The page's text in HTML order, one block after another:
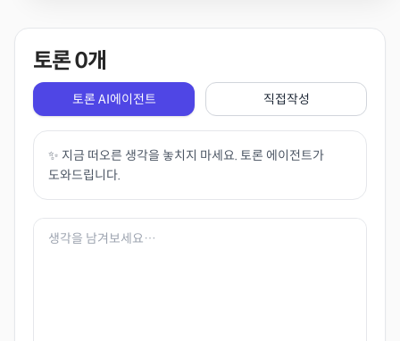
토론0개
토론 AI에이전트 직접작성
✨ 지금 떠오른 생각을 놓치지 마세요. 토론 에이전트가
도와드립니다.